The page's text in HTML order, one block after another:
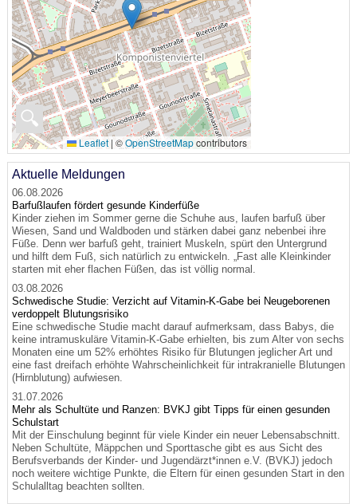
🔍
Leaflet | ©OpenStreetMapcontributors
Aktuelle Meldungen
06.08.2026
Barfußlaufen fördert gesunde Kinderfüße
Kinder ziehen im Sommer gerne die Schuhe aus, laufen barfuß über
Wiesen, Sand und Waldboden und stärken dabei ganz nebenbei ihre
Füße. Denn wer barfuß geht, trainiert Muskeln, spürt den Untergrund
und hilft dem Fuß, sich natürlich zu entwickeln. „Fast alle Kleinkinder
starten mit eher flachen Füßen, das ist völlig normal.
03.08.2026
Schwedische Studie: Verzicht auf Vitamin-K-Gabe bei Neugeborenen
verdoppelt Blutungsrisiko
Eine schwedische Studie macht darauf aufmerksam, dass Babys, die
keine intramuskuläre Vitamin-K-Gabe erhielten, bis zum Alter von sechs
Monaten eine um 52% erhöhtes Risiko für Blutungen jeglicher Art und
eine fast dreifach erhöhte Wahrscheinlichkeit für intrakranielle Blutungen
(Hirnblutung) aufwiesen.
31.07.2026
Mehr als Schultüte und Ranzen: BVKJ gibt Tipps für einen gesunden
Schulstart
Mit der Einschulung beginnt für viele Kinder ein neuer Lebensabschnitt.
Neben Schultüte, Mäppchen und Sporttasche gibt es aus Sicht des
Berufsverbands der Kinder- und Jugendärzt*innen e.V. (BVKJ) jedoch
noch weitere wichtige Punkte, die Eltern für einen gesunden Start in den
Schulalltag beachten sollten.